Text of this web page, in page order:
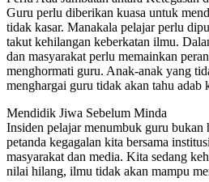
Guru perlu diberikan kuasa untuk
tidak kasar. Manakala pelajar perlu
takut kehilangan keberkatan ilmu.
dan masyarakat perlu memainkan
menghormati guru. Anak-anak yang
menghargai guru tidak akan tahu adab
Mendidik Jiwa Sebelum Minda
Insiden pelajar menumbuk guru bukan
petanda kegagalan kita bersama
masyarakat dan media. Kita sedang
nilai hilang, ilmu tidak akan mampu